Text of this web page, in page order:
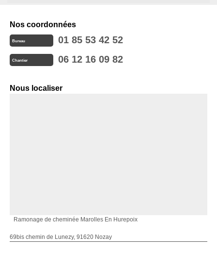
Nos coordonnées
Bureau 01 85 53 42 52
Chantier 06 12 16 09 82
Nous localiser
Ramonage de cheminée Marolles En Hurepoix
69bis chemin de Lunezy, 91620 Nozay